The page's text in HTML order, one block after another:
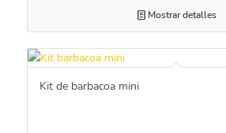
Mostrar detalles
Kit de barbacoa mini